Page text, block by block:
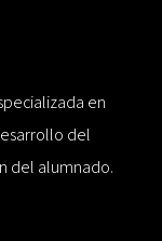
en
del
del alumnado.